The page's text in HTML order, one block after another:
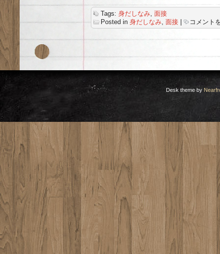
Tags: 身だしなみ, 面接
Posted in 身だしなみ, 面接
面
接
に
コメント
Desk theme by